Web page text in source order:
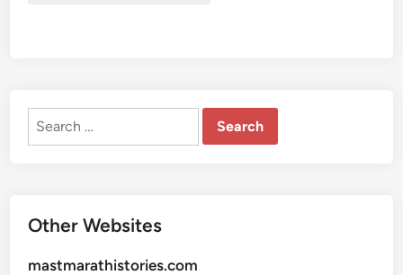
Search
Other Websites
mastmarathistories.com